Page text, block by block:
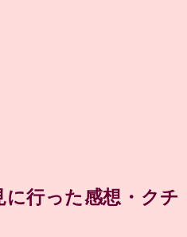
行った感想・クチ